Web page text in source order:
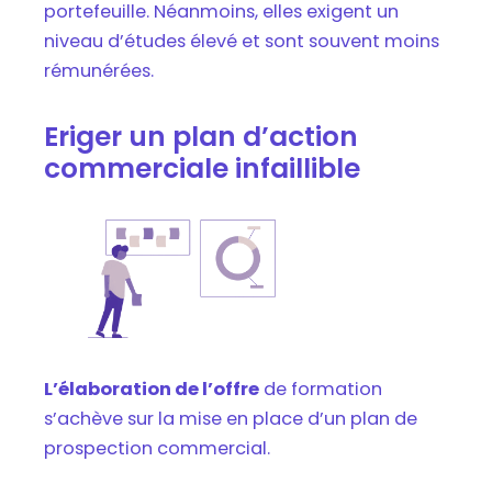
portefeuille. Néanmoins, elles exigent un
niveau d’études élevé et sont souvent moins
rémunérées.
Eriger un plan d’action
commerciale infaillible
L’élaboration de l’offre de formation
s’achève sur la mise en place d’un plan de
prospection commercial.